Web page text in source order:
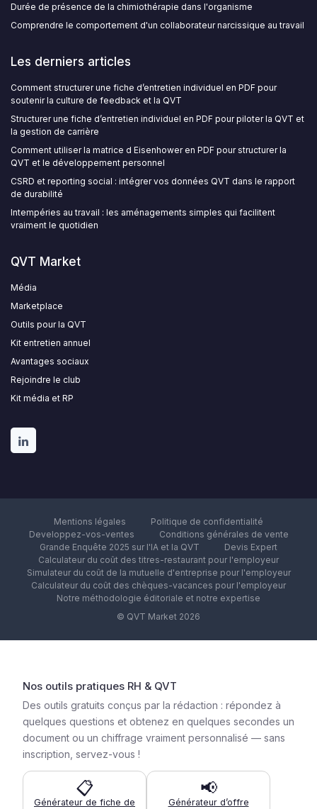
Durée de présence de la chimiothérapie dans l'organisme
Comprendre le comportement d'un collaborateur narcissique au travail
Les derniers articles
Comment structurer une fiche d’entretien individuel en PDF pour
soutenir la culture de feedback et la QVT
Structurer une fiche d’entretien individuel en PDF pour piloter la QVT et
la gestion de carrière
Comment utiliser la matrice d Eisenhower en PDF pour structurer la
QVT et le développement personnel
CSRD et reporting social : intégrer vos données QVT dans le rapport
de durabilité
Intempéries au travail : les aménagements simples qui facilitent
vraiment le quotidien
QVT Market
Média
Marketplace
Outils pour la QVT
Kit entretien annuel
Avantages sociaux
Rejoindre le club
Kit média et RP
Mentions légales
Politique de confidentialité
Developpez-vos-ventes
Conditions générales de vente
Grande Enquête 2025 sur l'IA et la QVT
Devis Expert
Calculateur du coût des titres-restaurant pour l'employeur
Simulateur du coût de la mutuelle d'entreprise pour l'employeur
Calculateur du coût des chèques-vacances pour l'employeur
Notre méthodologie éditoriale et notre expertise
© QVT Market 2026
Nos outils pratiques RH & QVT
Des outils gratuits conçus par la rédaction : répondez à
quelques questions et obtenez en quelques secondes un
document ou un chiffrage vraiment personnalisé — sans
inscription, servez-vous !
📋
Générateur de fiche de
📢
Générateur d’offre